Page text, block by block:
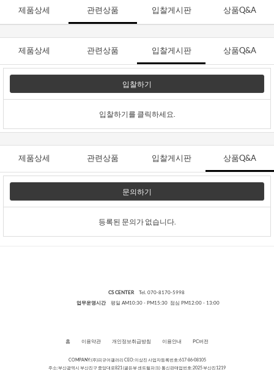
제품상세 관련상품 입찰게시판 상품Q&A
제품상세 관련상품 입찰게시판 상품Q&A
입찰하기
입찰하기를 클릭하세요.
제품상세 관련상품 입찰게시판 상품Q&A
문의하기
등록된 문의가 없습니다.
CS CENTERTel. 070-8170-5998
업무운영시간평일 AM10:30 - PM15:30 점심 PM12:00 - 13:00
홈 이용약관 개인정보취급방침 이용안내 PC버전
COMPANY:(주)피규어갤러리 CEO:이상진 사업자등록번호:617-86-08105
주소:부산광역시 부산진구 중앙대로821 (골든뷰 센트럴파크) 통신판매업번호:2025 부산진1219